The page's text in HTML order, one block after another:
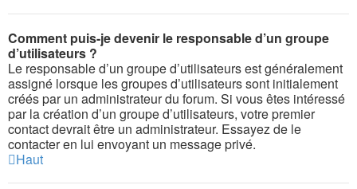
Comment puis-je devenir le responsable d’un groupe
d’utilisateurs ?
Le responsable d’un groupe d’utilisateurs est généralement
assigné lorsque les groupes d’utilisateurs sont initialement
créés par un administrateur du forum. Si vous êtes intéressé
par la création d’un groupe d’utilisateurs, votre premier
contact devrait être un administrateur. Essayez de le
contacter en lui envoyant un message privé.
Haut